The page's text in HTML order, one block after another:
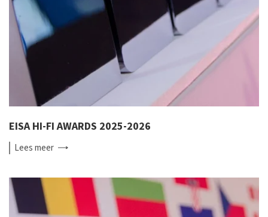
EISA HI-FI AWARDS 2025-2026
Leesmeer